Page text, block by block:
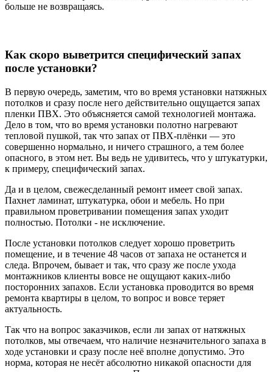
больше не возвращаясь.
Как скоро выветрится специфический запах
после установки?
В первую очередь, заметим, что во время установки натяжных
потолков и сразу после него действительно ощущается запах
пленки ПВХ. Это объясняется самой технологией монтажа.
Дело в том, что во время установки полотно нагревают
тепловой пушкой, так что запах от ПВХ-плёнки — это
совершенно нормально, и ничего страшного, а тем более
опасного, в этом нет. Вы ведь не удивитесь, что у штукатурки,
к примеру, специфический запах.
Да и в целом, свежесделанный ремонт имеет свой запах.
Пахнет ламинат, штукатурка, обои и мебель. Но при
правильном проветривании помещения запах уходит
полностью. Потолки - не исключение.
После установки потолков следует хорошо проветрить
помещение, и в течение 48 часов от запаха не останется и
следа. Впрочем, бывает и так, что сразу же после ухода
монтажников клиенты вовсе не ощущают каких-либо
посторонних запахов. Если установка проводится во время
ремонта квартиры в целом, то вопрос и вовсе теряет
актуальность.
Так что на вопрос заказчиков, если ли запах от натяжных
потолков, мы отвечаем, что наличие незначительного запаха в
ходе установки и сразу после неё вполне допустимо. Это
норма, которая не несёт абсолютно никакой опасности для